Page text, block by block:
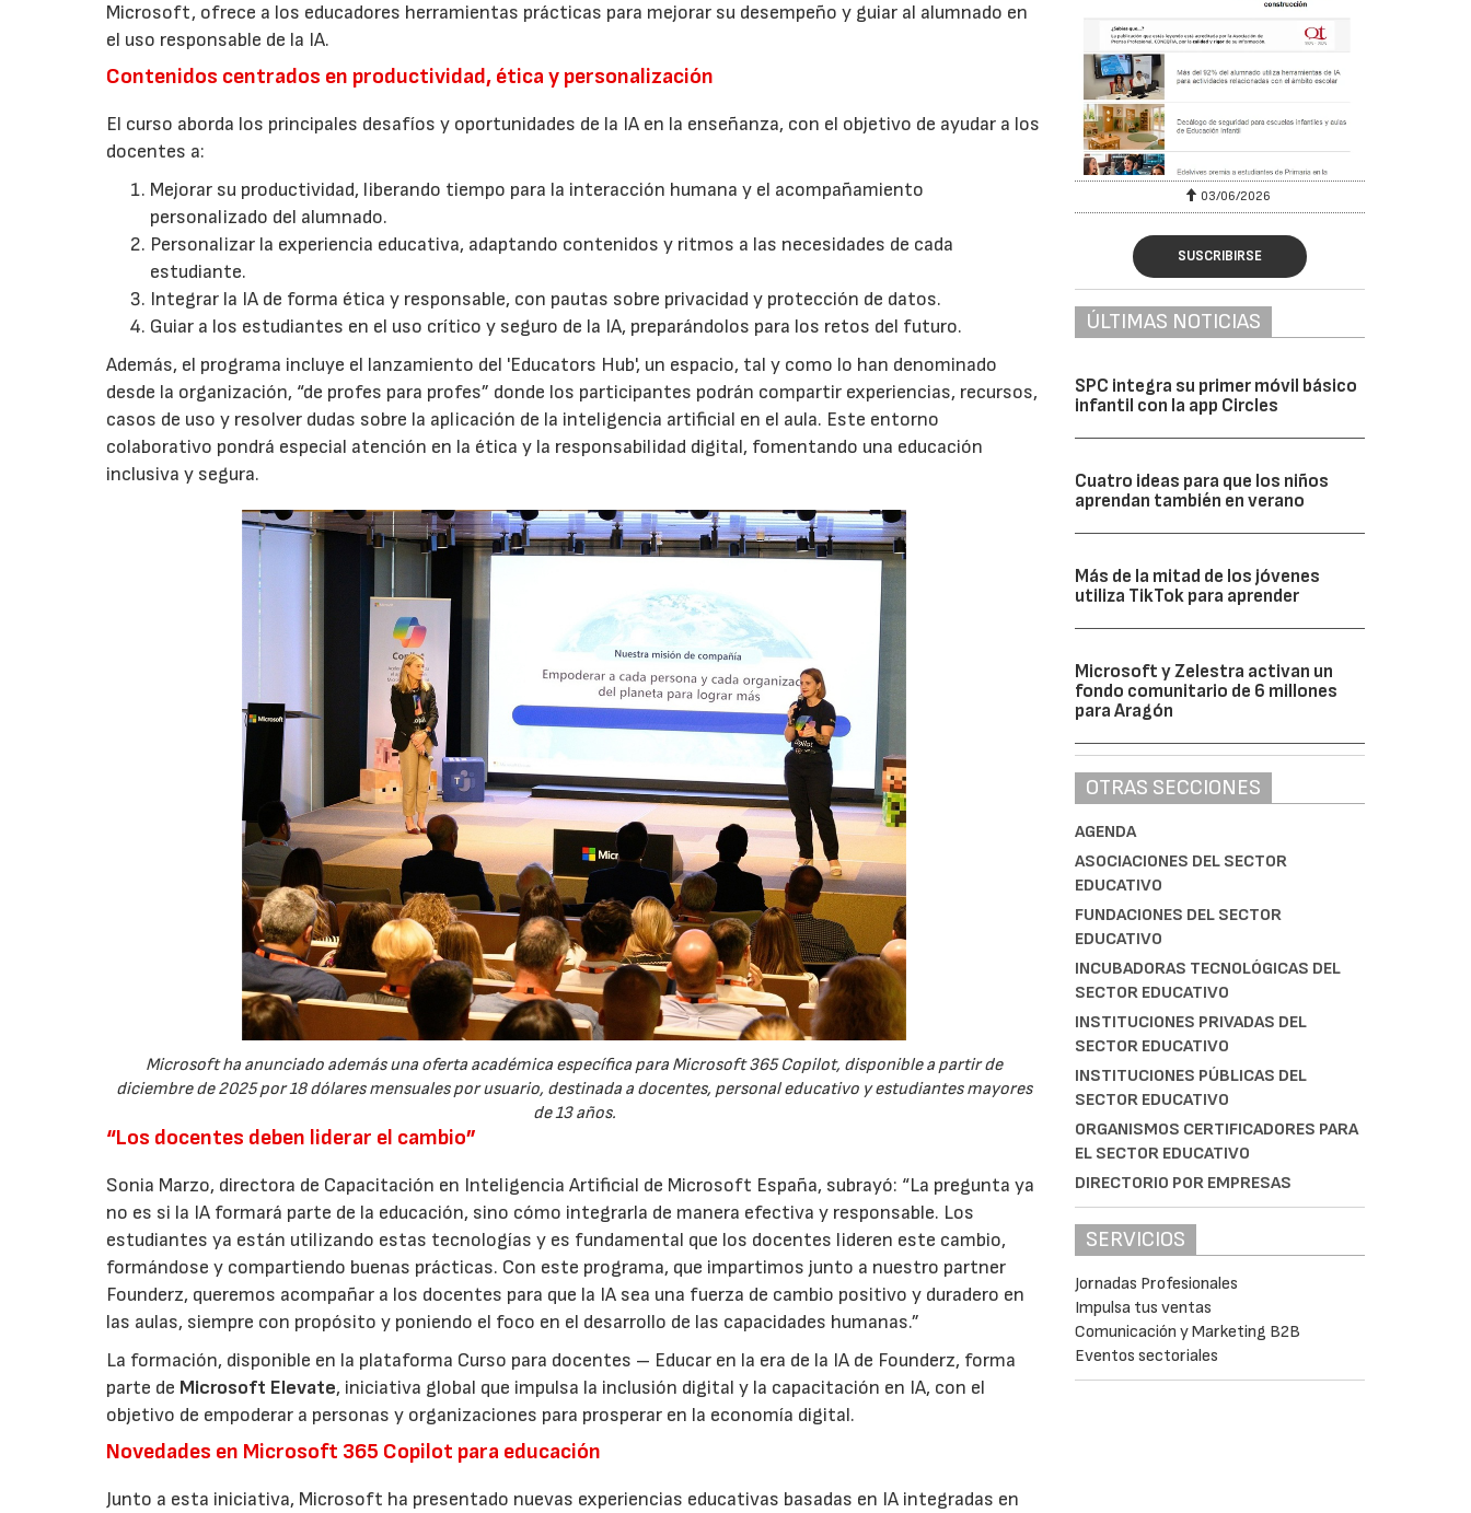
Microsoft, ofrece a los educadores herramientas prácticas para mejorar su desempeño y guiar al alumnado en
el uso responsable de la IA.
Contenidos centrados en productividad, ética y personalización
El curso aborda los principales desafíos y oportunidades de la IA en la enseñanza, con el objetivo de ayudar a los
docentes a:
Mejorar su productividad, liberando tiempo para la interacción humana y el acompañamiento
personalizado del alumnado.
Personalizar la experiencia educativa, adaptando contenidos y ritmos a las necesidades de cada
estudiante.
Integrar la IA de forma ética y responsable, con pautas sobre privacidad y protección de datos.
Guiar a los estudiantes en el uso crítico y seguro de la IA, preparándolos para los retos del futuro.
Además, el programa incluye el lanzamiento del 'Educators Hub', un espacio, tal y como lo han denominado
desde la organización, “de profes para profes” donde los participantes podrán compartir experiencias, recursos,
casos de uso y resolver dudas sobre la aplicación de la inteligencia artificial en el aula. Este entorno
colaborativo pondrá especial atención en la ética y la responsabilidad digital, fomentando una educación
inclusiva y segura.
Microsoft ha anunciado además una oferta académica específica para Microsoft 365 Copilot, disponible a partir de
diciembre de 2025 por 18 dólares mensuales por usuario, destinada a docentes, personal educativo y estudiantes mayores
de 13 años.
“Los docentes deben liderar el cambio”
Sonia Marzo, directora de Capacitación en Inteligencia Artificial de Microsoft España, subrayó: “La pregunta ya
no es si la IA formará parte de la educación, sino cómo integrarla de manera efectiva y responsable. Los
estudiantes ya están utilizando estas tecnologías y es fundamental que los docentes lideren este cambio,
formándose y compartiendo buenas prácticas. Con este programa, que impartimos junto a nuestro partner
Founderz, queremos acompañar a los docentes para que la IA sea una fuerza de cambio positivo y duradero en
las aulas, siempre con propósito y poniendo el foco en el desarrollo de las capacidades humanas.”
La formación, disponible en la plataforma Curso para docentes – Educar en la era de la IA de Founderz, forma
parte de Microsoft Elevate, iniciativa global que impulsa la inclusión digital y la capacitación en IA, con el
objetivo de empoderar a personas y organizaciones para prosperar en la economía digital.
Novedades en Microsoft 365 Copilot para educación
Junto a esta iniciativa, Microsoft ha presentado nuevas experiencias educativas basadas en IA integradas en
03/06/2026 01/07/2026 03/06/2026
SUSCRIBIRSE
ÚLTIMAS NOTICIAS
SPC integra su primer móvil básico
infantil con la app Circles
Cuatro ideas para que los niños
aprendan también en verano
Más de la mitad de los jóvenes
utiliza TikTok para aprender
Microsoft y Zelestra activan un
fondo comunitario de 6 millones
para Aragón
OTRAS SECCIONES
AGENDA
ASOCIACIONES DEL SECTOR
EDUCATIVO
FUNDACIONES DEL SECTOR
EDUCATIVO
INCUBADORAS TECNOLÓGICAS DEL
SECTOR EDUCATIVO
INSTITUCIONES PRIVADAS DEL
SECTOR EDUCATIVO
INSTITUCIONES PÚBLICAS DEL
SECTOR EDUCATIVO
ORGANISMOS CERTIFICADORES PARA
EL SECTOR EDUCATIVO
DIRECTORIO POR EMPRESAS
SERVICIOS
Jornadas Profesionales
Impulsa tus ventas
Comunicación y Marketing B2B
Eventos sectoriales